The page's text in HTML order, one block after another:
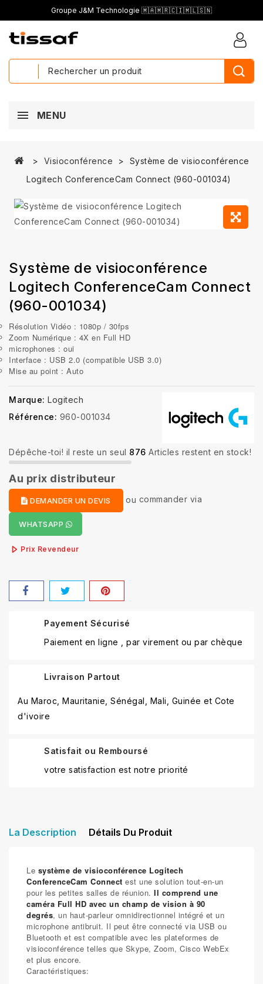
Groupe J&M Technologie 🇲🇦🇲🇷🇨🇮🇲🇱🇸🇳
MENU
Visioconférence
Système de visioconférence
Logitech ConferenceCam Connect (960-001034)
Système de visioconférence
Logitech ConferenceCam Connect
(960-001034)
Résolution Vidéo : 1080p / 30fps
Zoom Numérique : 4X en Full HD
microphones : oui
Interface : USB 2.0 (compatible USB 3.0)
Mise au point : Auto
Marque: Logitech
Référence: 960-001034
Dépêche-toi! il reste un seul 876 Articles restent en stock!
Au prix distributeur
DEMANDER UN DEVIS ou commander via
WHATSAPP
Prix Revendeur
Payement Sécurisé
Paiement en ligne , par virement ou par chèque
Livraison Partout
Au Maroc, Mauritanie, Sénégal, Mali, Guinée et Cote
d'ivoire
Satisfait ou Remboursé
votre satisfaction est notre priorité
La Description Détails Du Produit
Le système de visioconférence Logitech
ConferenceCam Connect est une solution tout-en-un
pour les petites salles de réunion. Il comprend une
caméra Full HD avec un champ de vision à 90
degrés, un haut-parleur omnidirectionnel intégré et un
microphone antibruit. Il peut être connecté via USB ou
Bluetooth et est compatible avec les plateformes de
visioconférence telles que Skype, Zoom, Cisco WebEx
et plus encore.
Caractéristiques: